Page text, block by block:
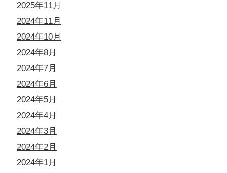
2025年11月
2024年11月
2024年10月
2024年8月
2024年7月
2024年6月
2024年5月
2024年4月
2024年3月
2024年2月
2024年1月